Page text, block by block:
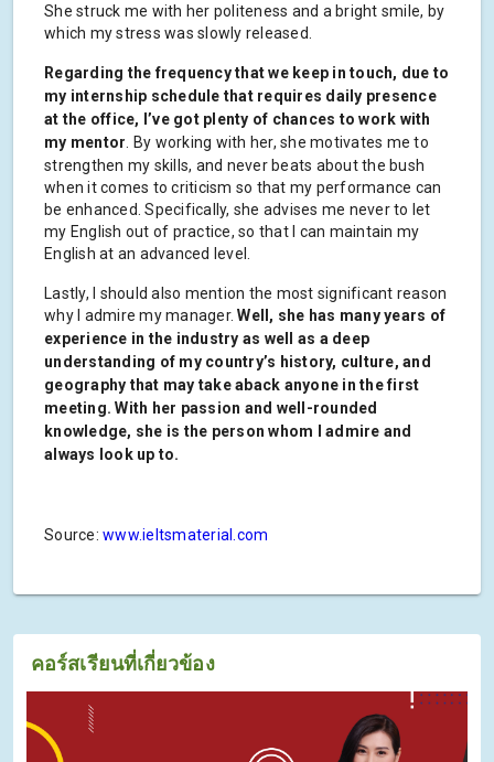
She struck me with her politeness and a bright smile, by
which my stress was slowly released.
Regarding the frequency that we keep in touch, due to
my internship schedule that requires daily presence
at the office, I’ve got plenty of chances to work with
my mentor . By working with her, she motivates me to
strengthen my skills, and never beats about the bush
when it comes to criticism so that my performance can
be enhanced. Specifically, she advises me never to let
my English out of practice, so that I can maintain my
English at an advanced level.
Lastly, I should also mention the most significant reason
why I admire my manager.Well, she has many years of
experience in the industry as well as a deep
understanding of my country’s history, culture, and
geography that may take aback anyone in the first
meeting. With her passion and well-rounded
knowledge, she is the person whom I admire and
always look up to.
Source: www.ieltsmaterial.com
คอร์สเรียนที่เกี่ยวข้อง